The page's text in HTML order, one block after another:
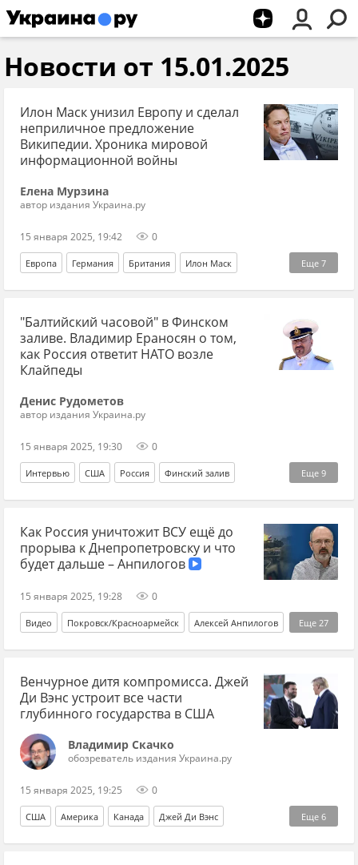
Новости от 15.01.2025
Илон Маск унизил Европу и сделал
неприличное предложение
Википедии. Хроника мировой
информационной войны
Елена Мурзина
автор издания Украина.ру
15 января 2025, 19:42 0
Еще 7
Европа Германия Британия Илон Маск
Дональд Трамп Олаф Шольц Википедия ЕС
Russia Today Северный поток Эксклюзив
"Балтийский часовой" в Финском
заливе. Владимир Ераносян о том,
как Россия ответит НАТО возле
Клайпеды
Денис Рудометов
автор издания Украина.ру
15 января 2025, 19:30 0
Еще 9
Интервью США Россия Финский залив
Дональд Трамп Владимир Ераносян Сергей Шойгу
НАТО Вооруженные силы Украины Украина.ру
Гренландия Илон Маск ВВС США
Как Россия уничтожит ВСУ ещё до
прорыва к Днепропетровску и что
будет дальше – Анпилогов
15 января 2025, 19:28 0
Еще 27
Видео Покровск/Красноармейск Алексей Анпилогов
ВСУ наступление переговоры безопасность
Запад Украина Россия мобилизация ВС РФ
СВО Спецоперация Армия Донбасс
Краматорск
Германия Часов Яр Курск Курская область
Дональд Трамп Китай Днепропетровск
потери История
Венчурное дитя компромисса. Джей
Ди Вэнс устроит все части
глубинного государства в США
Владимир Скачко
обозреватель издания Украина.ру
15 января 2025, 19:25 0
Еще 6
США Америка Канада Джей Ди Вэнс
Дональд Трамп Джо Байден сенат ВПК google